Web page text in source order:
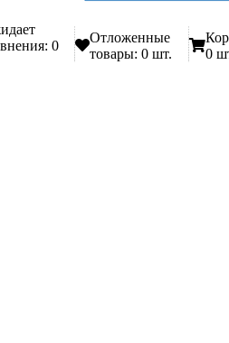
0
Отложенные
товары: 0 шт.
0